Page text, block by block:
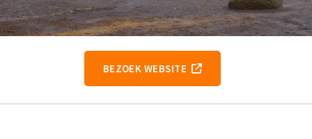
BEZOEK WEBSITE